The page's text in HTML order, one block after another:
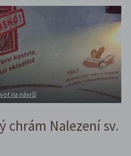
na návrší
chrám Nalezení sv.